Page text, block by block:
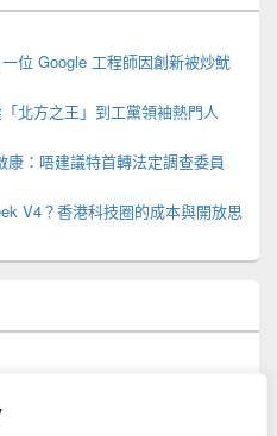
位 Google 工程師因創新被炒魷
北方之王」到工黨領袖熱門人
：唔建議特首轉法定調查委員
V4？香港科技圈的成本與開放思